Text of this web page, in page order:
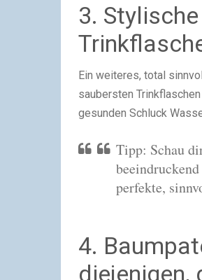
3.
Ein weiteres, total
saubersten
gesunden Schluck
Tipp: Schau
perfekte,
4.
diejenigen,